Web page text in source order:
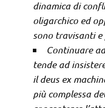
dinamica di
oligarchico ed
sono travisanti
Continuare
tende ad
il deus ex
più complessa